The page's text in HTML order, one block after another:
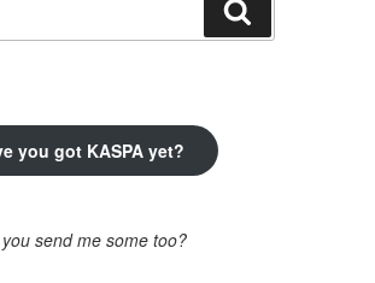
you got KASPA yet?
you send me some too?